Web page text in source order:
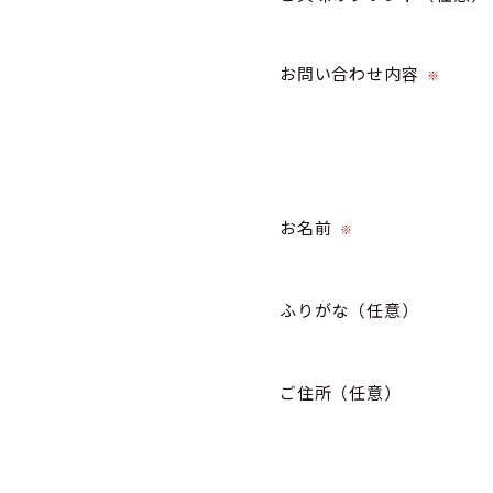
お問い合わせ内容 ※
お名前 ※
ふりがな （任意）
ご住所 （任意）